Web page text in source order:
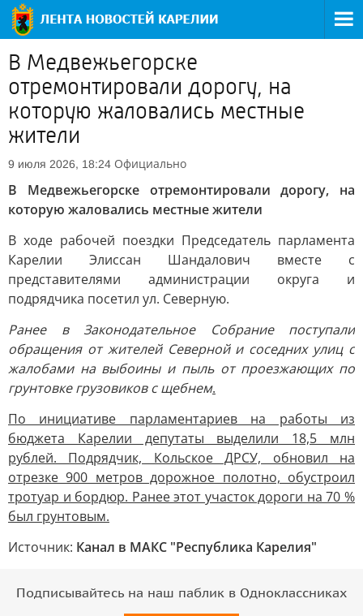
В Медвежьегорске
отремонтировали дорогу, на
которую жаловались местные
жители
9 июля 2026, 18:24 Официально
В Медвежьегорске отремонтировали дорогу, на
которую жаловались местные жители
В ходе рабочей поездки Председатель парламента
Карелии Элиссан Шандалович вместе с
представителями администрации округа и
подрядчика посетил ул. Северную.
Ранее в Законодательное Собрание поступали
обращения от жителей Северной и соседних улиц с
жалобами на выбоины и пыль от проезжающих по
грунтовке грузовиков с щебнем.
По инициативе парламентариев на работы из
бюджета Карелии депутаты выделили 18,5 млн
рублей. Подрядчик, Кольское ДРСУ, обновил на
отрезке 900 метров дорожное полотно, обустроил
тротуар и бордюр. Ранее этот участок дороги на 70 %
был грунтовым.
Источник: Канал в МАКС "Республика Карелия"
Подписывайтесь на наш паблик в Одноклассниках